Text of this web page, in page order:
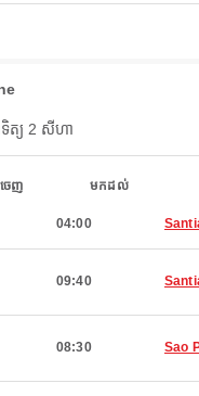
ទិត្យ 2 សីហា
េញ មកដល់
04:00
09:40
08:30 Sao